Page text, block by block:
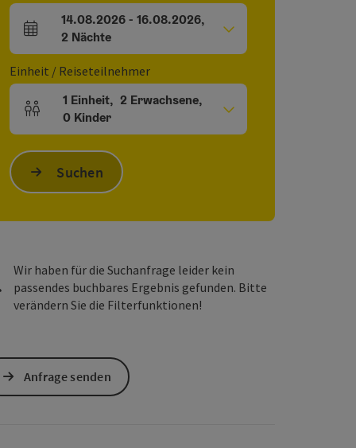
öffnenöffnen
An- und Abreisefelder
14.08.2026- 16.08.2026,
2 Nächte
Einheit / Reiseteilnehmer
Einheitenanzahl und Personenfelder
1 Einheit, 2 Erwachsene,
0 Kinder
Suchen
Wir haben für die Suchanfrage leider kein
passendes buchbares Ergebnis gefunden. Bitte
verändern Sie die Filterfunktionen!
Anfrage senden